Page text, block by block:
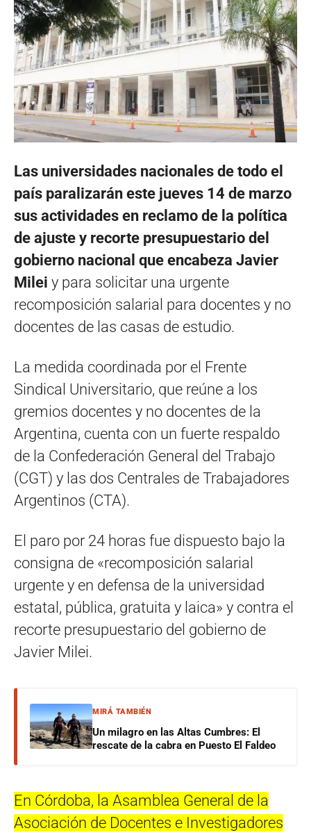
Las universidades nacionales de todo el
país paralizarán este jueves 14 de marzo
sus actividades en reclamo de la política
de ajuste y recorte presupuestario del
gobierno nacional que encabeza Javier
Milei y para solicitar una urgente
recomposición salarial para docentes y no
docentes de las casas de estudio.
La medida coordinada por el Frente
Sindical Universitario, que reúne a los
gremios docentes y no docentes de la
Argentina, cuenta con un fuerte respaldo
de la Confederación General del Trabajo
(CGT) y las dos Centrales de Trabajadores
Argentinos (CTA).
El paro por 24 horas fue dispuesto bajo la
consigna de «recomposición salarial
urgente y en defensa de la universidad
estatal, pública, gratuita y laica» y contra el
recorte presupuestario del gobierno de
Javier Milei.
MIRÁ TAMBIÉN
Un milagro en las Altas Cumbres: El
rescate de la cabra en Puesto El Faldeo
En Córdoba, la Asamblea General de la
Asociación de Docentes e Investigadores